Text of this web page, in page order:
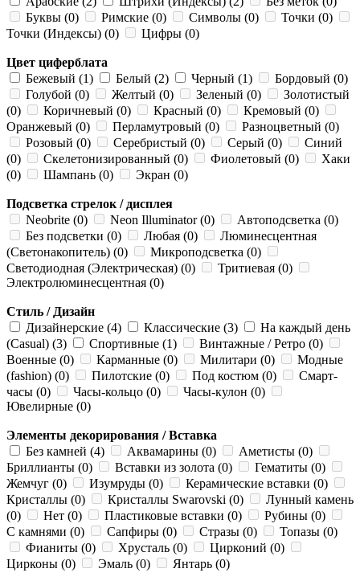
Буквы (0)
Римские (0) Символы (0)
Точки (0)
Точки (Индексы) (0)
Цифры (0)
Цвет циферблата
Бежевый (1)
Белый (2) Черный (1)
Бордовый (0)
Голубой (0)
Желтый (0) Зеленый (0)
Золотистый
(0)
Коричневый (0) Красный (0)
Кремовый (0)
Оранжевый (0)
Перламутровый (0)
Разноцветный (0)
Розовый (0)
Серебристый (0) Серый (0)
Синий
(0)
Скелетонизированный (0) Фиолетовый (0)
Хаки
(0)
Шампань (0) Экран (0)
Подсветка стрелок / дисплея
Neobrite (0)
Neon Illuminator (0)
Автоподсветка (0)
Без подсветки (0)
Любая (0)
Люминесцентная
(Светонакопитель) (0)
Микроподсветка (0)
Светодиодная (Электрическая) (0)
Тритиевая (0)
Электролюминесцентная (0)
Стиль / Дизайн
Дизайнерские (4)
Классические (3)
На каждый день
(Casual) (3)
Спортивные (1)
Винтажные / Ретро (0)
Военные (0)
Карманные (0) Милитари (0)
Модные
(fashion) (0)
Пилотские (0) Под костюм (0)
Смарт-
часы (0)
Часы-кольцо (0)
Часы-кулон (0)
Ювелирные (0)
Элементы декорирования / Вставка
Без камней (4)
Аквамарины (0)
Аметисты (0)
Бриллианты (0)
Вставки из золота (0)
Гематиты (0)
Жемчуг (0)
Изумруды (0)
Керамические вставки (0)
Кристаллы (0)
Кристаллы Swarovski (0)
Лунный камень
(0)
Нет (0) Пластиковые вставки (0)
Рубины (0)
С камнями (0)
Сапфиры (0) Стразы (0)
Топазы (0)
Фианиты (0)
Хрусталь (0)
Цирконий (0)
Цирконы (0)
Эмаль (0) Янтарь (0)